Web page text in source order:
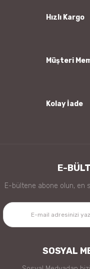
Ürün bilgilerinde
Hızlı Kargo
Müşteri
Kolay İade
E-
E-bültene abone olun, en
SOSYAL